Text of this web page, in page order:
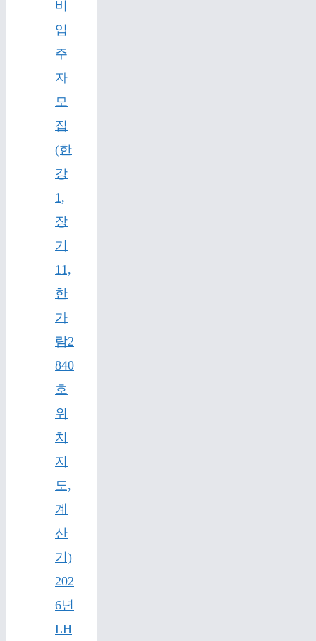
비
입
주
자
모
집
(한
강
1,
장
기
11,
한
가
람2
840
호
위
치
지
도,
계
산
기)
202
6년
LH